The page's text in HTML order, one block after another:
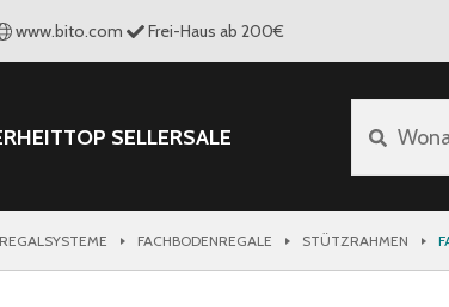
www.bito.com Frei-Haus ab 200€
TOP SELLERSALE
FACHBODENREGALE STÜTZRAHMEN